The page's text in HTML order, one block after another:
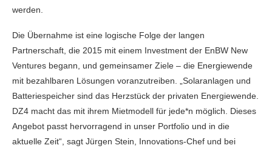
werden.
Die Übernahme ist eine logische Folge der langen
Partnerschaft, die 2015 mit einem Investment der EnBW New
Ventures begann, und gemeinsamer Ziele – die Energiewende
mit bezahlbaren Lösungen voranzutreiben. „Solaranlagen und
Batteriespeicher sind das Herzstück der privaten Energiewende.
DZ4 macht das mit ihrem Mietmodell für jede*n möglich. Dieses
Angebot passt hervorragend in unser Portfolio und in die
aktuelle Zeit“, sagt Jürgen Stein, Innovations-Chef und bei